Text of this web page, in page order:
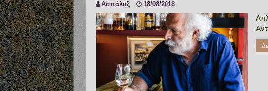
Ασπάλαξ 18/08/2018